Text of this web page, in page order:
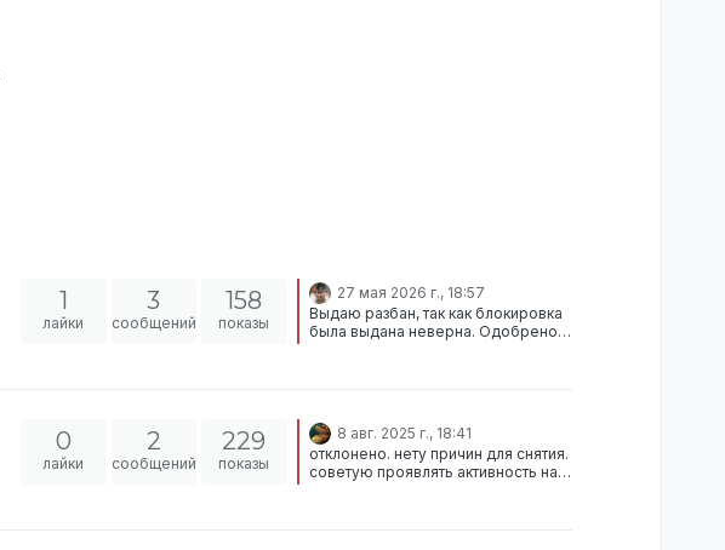
1
лайки
3
сообщений
158
показы
27 мая 2026 г., 18:57
Выдаю разбан, так как блокировка
была выдана неверна. Одобрено!
0
лайки
2
сообщений
229
показы
8 авг. 2025 г., 18:41
отклонено. нету причин для снятия.
советую проявлять активность на